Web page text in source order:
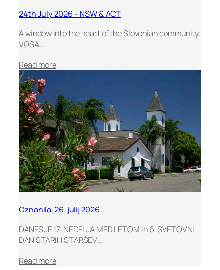
i
2
6
24th July 2026 – NSW & ACT
A window into the heart of the Slovenian community,
VOSA…
Read more:
t
h
J
u
l
y
2
0
2
6
–
N
S
W
A
Oznanila, 26. julij 2026
DANES JE 17. NEDELJA MED LETOM in 6. SVETOVNI
DAN STARIH STARŠEV…
Read more: